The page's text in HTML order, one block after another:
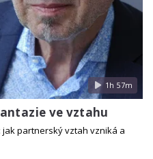
1h 57m
ve vztahu
partnerský vztah vzniká a